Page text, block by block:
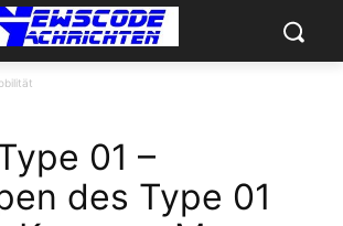
01 –
des Type 01